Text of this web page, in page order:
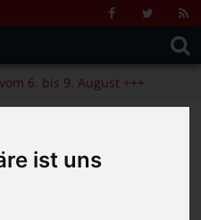
ist uns
FacebookTwitter
Suche
nach:
6. bis 9. August +++
vom 31.7. bis 9.8. +++
6. bis 9. August +++
(A-cappella-
im Kulturboden